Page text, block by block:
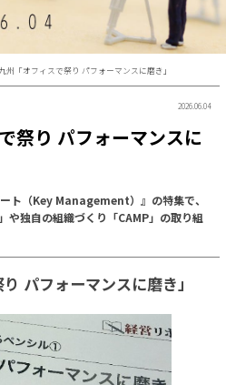
州「オフィスで祭り パフォーマンスに磨き」
2026.06.04
祭り パフォーマンスに
ト（Key Management）』の特集で、
や独自の組織づくり「CAMP」の取り組
パフォーマンスに磨き」